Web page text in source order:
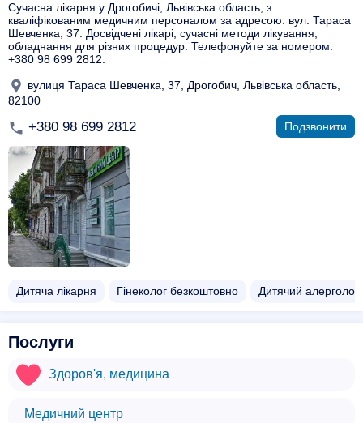
Сучасна лікарня у Дрогобичі, Львівська область, з
кваліфікованим медичним персоналом за адресою: вул. Тараса
Шевченка, 37. Досвідчені лікарі, сучасні методи лікування,
обладнання для різних процедур. Телефонуйте за номером:
+380 98 699 2812.
вулиця Тараса Шевченка, 37, Дрогобич, Львівська область,
82100
+380 98 699 2812 Подзвонити
Дитяча лікарня Гінеколог безкоштовно Дитячий алерголог
Послуги
Здоров'я, медицина
Медичний центр